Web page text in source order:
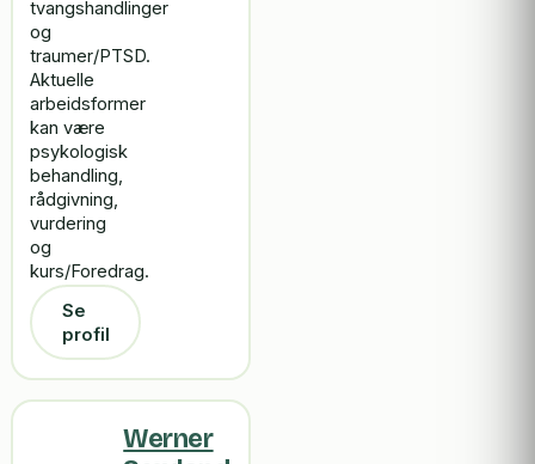
tvangshandlinger
og
traumer/PTSD.
Aktuelle
arbeidsformer
kan være
psykologisk
behandling,
rådgivning,
vurdering
og
kurs/Foredrag.
Se
profil
Werner